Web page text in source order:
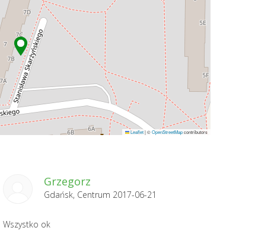
Leaflet|©OpenStreetMapcontributors
Grzegorz
Gdańsk, Centrum 2017-06-21
Wszystko ok